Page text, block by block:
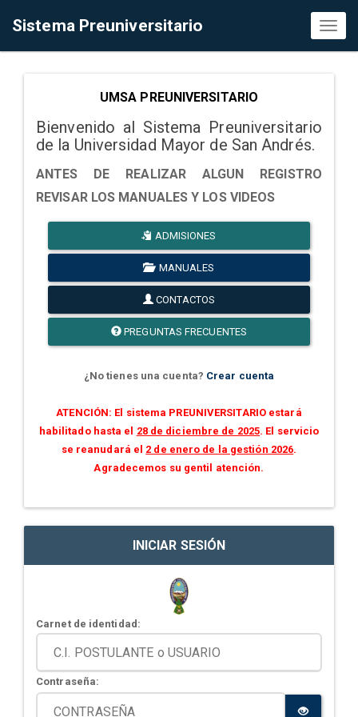
Sistema Preuniversitario
UMSA PREUNIVERSITARIO
Bienvenido al Sistema Preuniversitario
de la Universidad Mayor de San Andrés.
ANTES DE REALIZAR ALGUN REGISTRO
REVISAR LOS MANUALES Y LOS VIDEOS
ADMISIONES
MANUALES
CONTACTOS
PREGUNTAS FRECUENTES
¿No tienes una cuenta? Crear cuenta
ATENCIÓN: El sistema PREUNIVERSITARIO estará
habilitado hasta el 28 de diciembre de 2025. El servicio
se reanudará el 2 de enero de la gestión 2026.
Agradecemos su gentil atención.
INICIAR SESIÓN
Carnet de identidad:
Contraseña: